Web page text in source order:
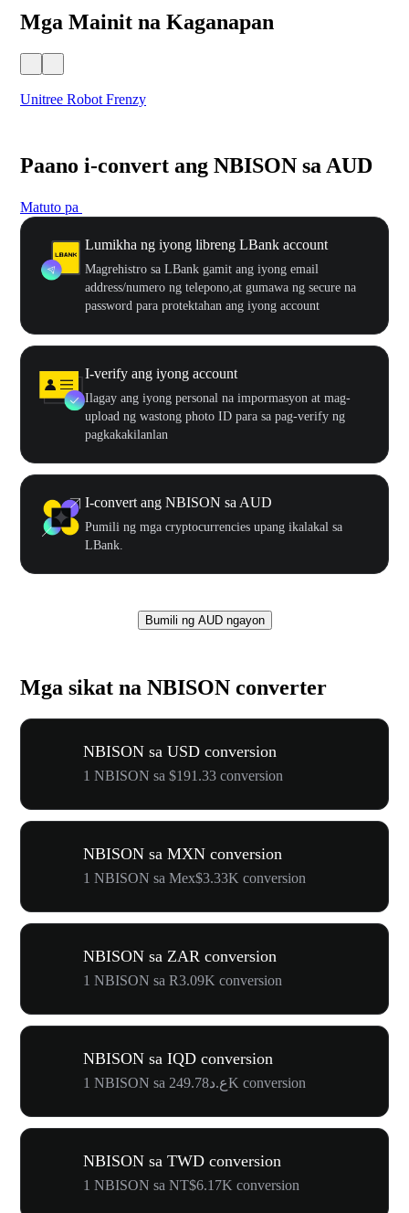
Mga Mainit na Kaganapan
Unitree Robot Frenzy
Paano i-convert ang NBISON sa AUD
Matuto pa
Lumikha ng iyong libreng LBank account
Magrehistro sa LBank gamit ang iyong email
address/numero ng telepono,at gumawa ng secure na
password para protektahan ang iyong account
I-verify ang iyong account
Ilagay ang iyong personal na impormasyon at mag-
upload ng wastong photo ID para sa pag-verify ng
pagkakakilanlan
I-convert ang NBISON sa AUD
Pumili ng mga cryptocurrencies upang ikalakal sa
LBank.
Bumili ng AUD ngayon
Mga sikat na NBISON converter
NBISON sa USD conversion
1 NBISON sa $191.33 conversion
NBISON sa MXN conversion
1 NBISON sa Mex$3.33K conversion
NBISON sa ZAR conversion
1 NBISON sa R3.09K conversion
NBISON sa IQD conversion
1 NBISON sa ع.د249.78K conversion
NBISON sa TWD conversion
1 NBISON sa NT$6.17K conversion